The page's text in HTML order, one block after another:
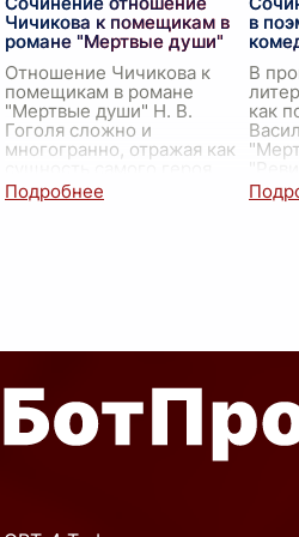
Иван
Чичикова к помещикам в
романе "Мертвые души"
Отношение Чичикова к
помещикам в романе
"Мертвые души" Н. В.
Гоголя сложно и
многогранно, отражая как
так и социальную
структуру окружающего
в
В
как